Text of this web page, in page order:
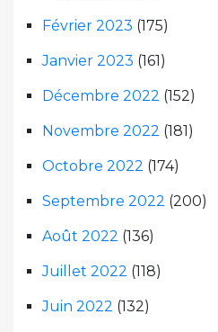
Février 2023 (175)
Janvier 2023 (161)
Décembre 2022 (152)
Novembre 2022 (181)
Octobre 2022 (174)
Septembre 2022 (200)
Août 2022 (136)
Juillet 2022 (118)
Juin 2022 (132)